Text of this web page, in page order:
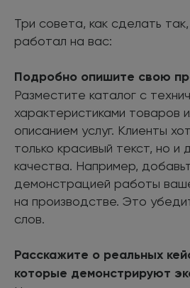
Три совета, как сделать
работал на вас:
Подробно опишите свою
Разместите каталог с
характеристиками товаров
описанием услуг. Клиенты
только красивый текст, но и
качества. Например,
демонстрацией работы
на производстве. Это
слов.
Расскажите о реальных
которые демонстрируют